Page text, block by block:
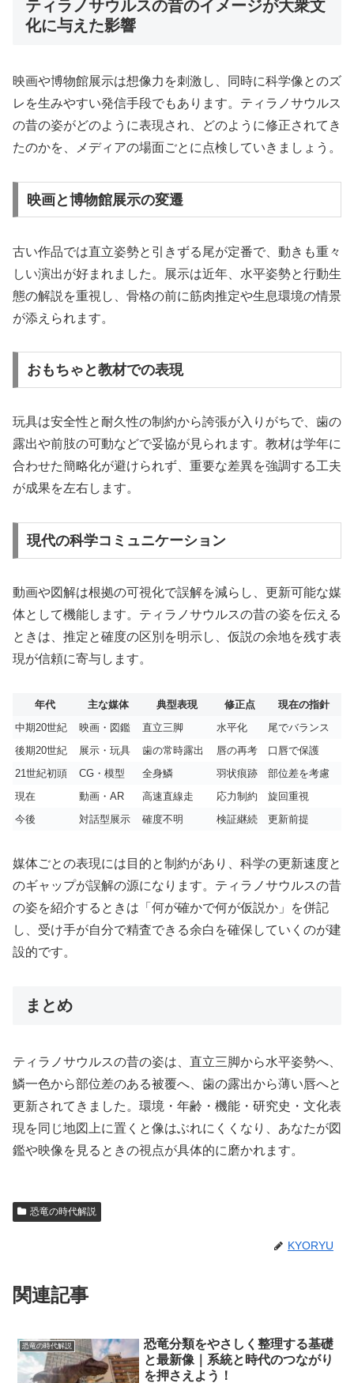
ティラノサウルスの昔のイメージが大衆文
化に与えた影響
映画や博物館展示は想像力を刺激し、同時に科学像とのズ
レを生みやすい発信手段でもあります。ティラノサウルス
の昔の姿がどのように表現され、どのように修正されてき
たのかを、メディアの場面ごとに点検していきましょう。
映画と博物館展示の変遷
古い作品では直立姿勢と引きずる尾が定番で、動きも重々
しい演出が好まれました。展示は近年、水平姿勢と行動生
態の解説を重視し、骨格の前に筋肉推定や生息環境の情景
が添えられます。
おもちゃと教材での表現
玩具は安全性と耐久性の制約から誇張が入りがちで、歯の
露出や前肢の可動などで妥協が見られます。教材は学年に
合わせた簡略化が避けられず、重要な差異を強調する工夫
が成果を左右します。
現代の科学コミュニケーション
動画や図解は根拠の可視化で誤解を減らし、更新可能な媒
体として機能します。ティラノサウルスの昔の姿を伝える
ときは、推定と確度の区別を明示し、仮説の余地を残す表
現が信頼に寄与します。
年代 主な媒体 典型表現 修正点
現在の指針
中期20世紀
映画・図鑑 直立三脚 水平化
尾でバランス
後期20世紀
展示・玩具 歯の常時露出 唇の再考
口唇で保護
21世紀初頭
CG・模型 全身鱗 羽状痕跡
部位差を考慮
現在
動画・AR 高速直線走 応力制約
旋回重視
今後
対話型展示 確度不明 検証継続 更新前提
媒体ごとの表現には目的と制約があり、科学の更新速度と
のギャップが誤解の源になります。ティラノサウルスの昔
の姿を紹介するときは「何が確かで何が仮説か」を併記
し、受け手が自分で精査できる余白を確保していくのが建
設的です。
まとめ
ティラノサウルスの昔の姿は、直立三脚から水平姿勢へ、
鱗一色から部位差のある被覆へ、歯の露出から薄い唇へと
更新されてきました。環境・年齢・機能・研究史・文化表
現を同じ地図上に置くと像はぶれにくくなり、あなたが図
鑑や映像を見るときの視点が具体的に磨かれます。
恐竜の時代解説
KYORYU
関連記事
恐竜の時代解説
恐竜分類をやさしく整理する基礎
と最新像｜系統と時代のつながり
を押さえよう！